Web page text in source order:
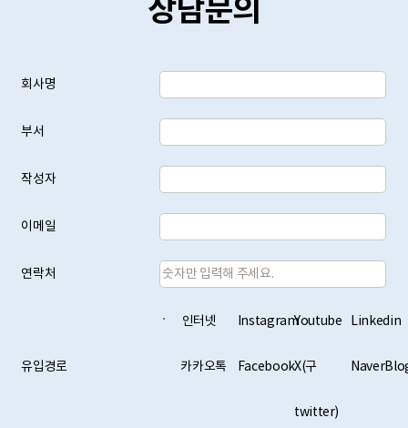
상담문의
회사명
부서
작성자
이메일
연락처
유입경로
인터넷 InstagramYoutube Linkedin
카카오톡 FacebookX(구
twitter)